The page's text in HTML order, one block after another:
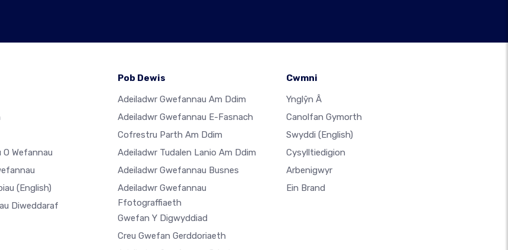
Wefannau
(English)
Diweddaraf
Pob Dewis
Adeiladwr Gwefannau Am Ddim
Adeiladwr Gwefannau E-Fasnach
Cofrestru Parth Am Ddim
Adeiladwr Tudalen Lanio Am Ddim
Adeiladwr Gwefannau Busnes
Adeiladwr Gwefannau
Ffotograffiaeth
Gwefan Y Digwyddiad
Creu Gwefan Gerddoriaeth
Cwmni
Ynglŷn Â
Canolfan Gymorth
Swyddi (English)
Cysylltiedigion
Arbenigwyr
Ein Brand